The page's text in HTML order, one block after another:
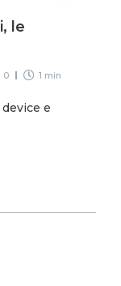
le
0 1 min
e